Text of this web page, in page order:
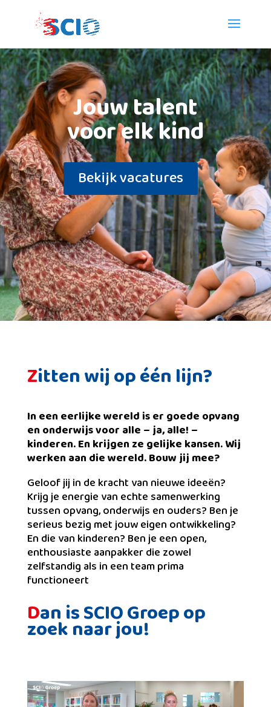
Jouw talent
voor elk kind
Bekijk vacatures
Zitten wij op één lijn?
In een eerlijke wereld is er goede opvang
en onderwijs voor alle – ja, alle! –
kinderen. En krijgen ze gelijke kansen. Wij
werken aan die wereld. Bouw jij mee?
Geloof jij in de kracht van nieuwe ideeën?
Krijg je energie van echte samenwerking
tussen opvang, onderwijs en ouders? Ben je
serieus bezig met jouw eigen ontwikkeling?
En die van kinderen? Ben je een open,
enthousiaste aanpakker die zowel
zelfstandig als in een team prima
functioneert
Dan is SCIO Groep op
zoek naar jou!